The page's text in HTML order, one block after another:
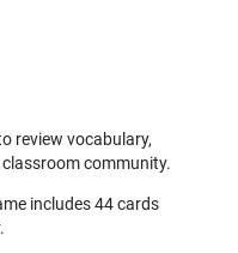
review vocabulary,
community.
includes 44 cards